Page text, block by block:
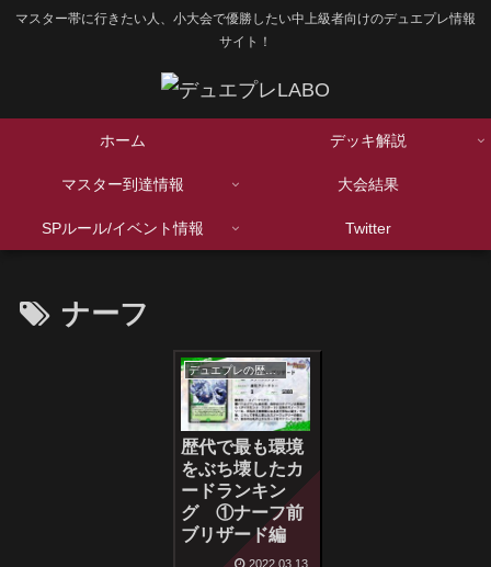
マスター帯に行きたい人、小大会で優勝したい中上級者向けのデュエプレ情報
サイト！
ホーム デッキ解説
マスター到達情報 大会結果
SPルール/イベント情報 Twitter
ナーフ
デュエプレの歴史シリーズ
歴代で最も環境
をぶち壊したカ
ードランキン
グ ①ナーフ前
ブリザード編
2022.03.13